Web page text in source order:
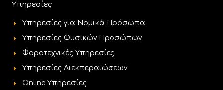
Υπηρεσίες
Υπηρεσίες για Νομικά Πρόσωπα
Υπηρεσίες Φυσικών Προσώπων
Φοροτεχνικές Υπηρεσίες
Υπηρεσίες Διεκπεραιώσεων
Online Υπηρεσίες